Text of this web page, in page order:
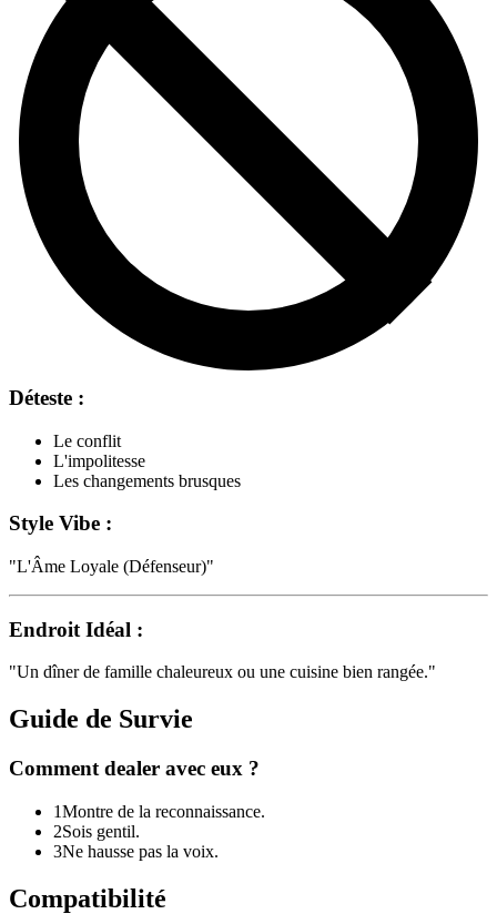
Déteste :
Le conflit
L'impolitesse
Les changements brusques
Style Vibe :
"L'Âme Loyale (Défenseur)"
Endroit Idéal :
"Un dîner de famille chaleureux ou une cuisine bien rangée."
Guide de Survie
Comment dealer avec eux ?
1Montre de la reconnaissance.
2Sois gentil.
3Ne hausse pas la voix.
Compatibilité